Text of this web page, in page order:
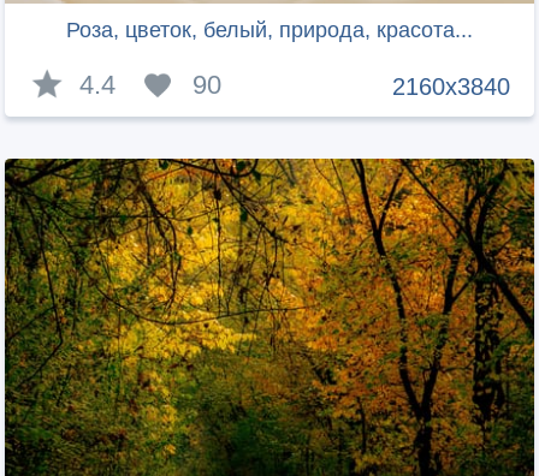
Роза, цветок, белый, природа, красота...
2160x3840
4.4 90